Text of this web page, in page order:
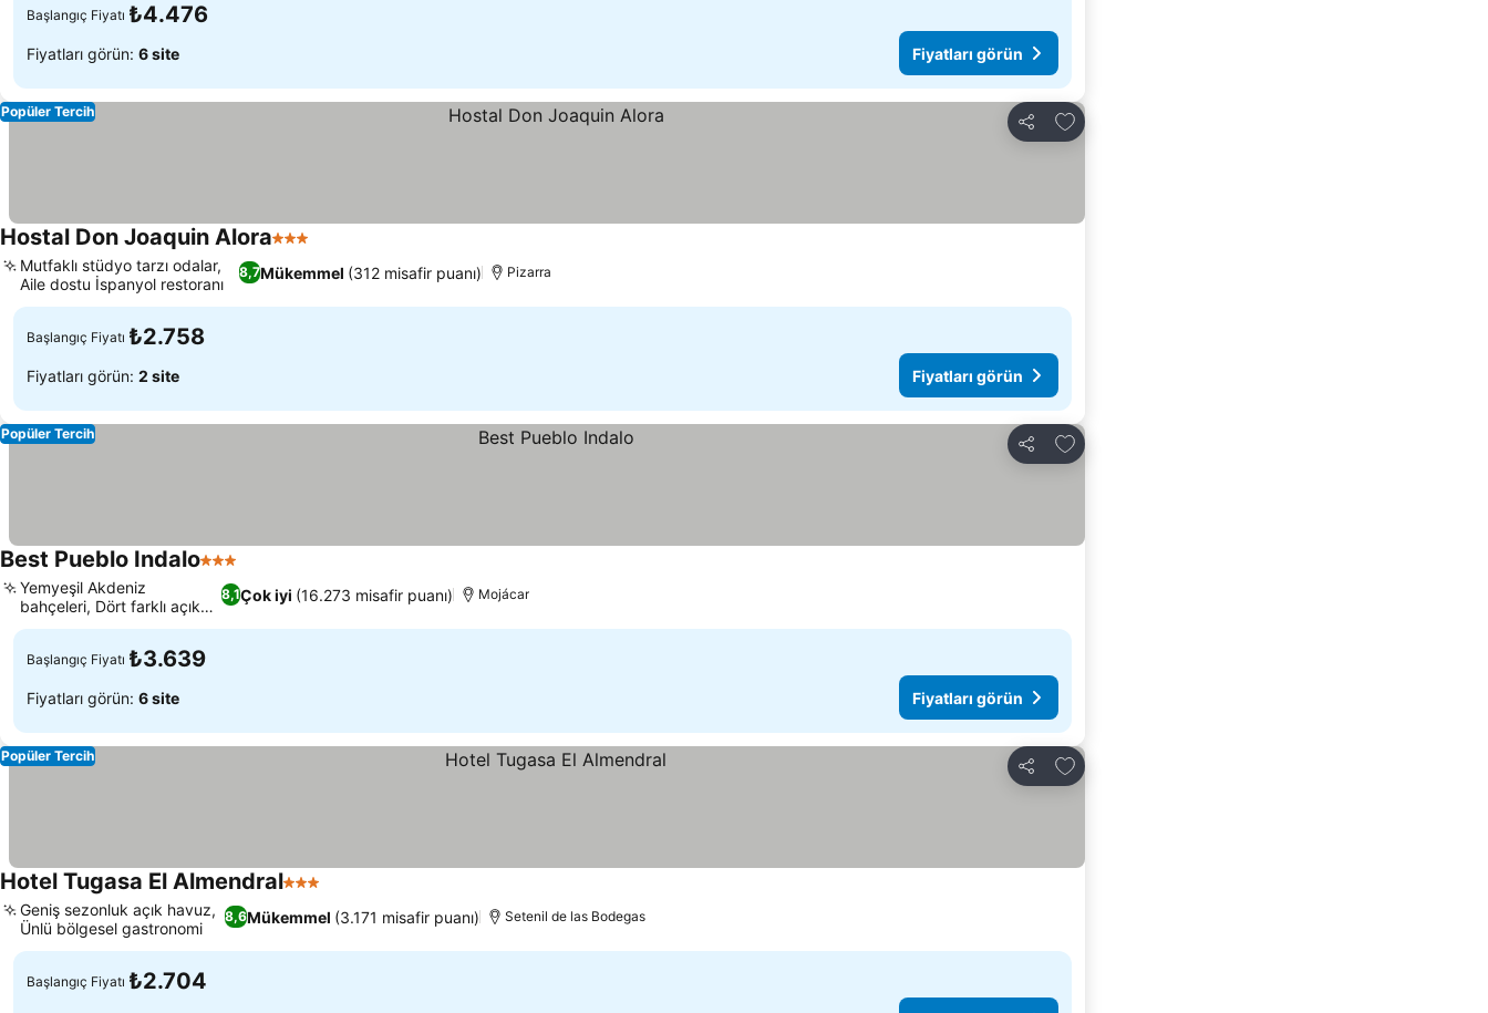
Başlangıç Fiyatı ₺4.476
Fiyatları görün: 6 site Fiyatları görün
Paylaş
Favorilerime ekle
Popüler Tercih
Hostal Don Joaquin Alora3 Yıldız
8,7Mükemmel (312 misafir puanı)
Mutfaklı stüdyo tarzı odalar,
Aile dostu İspanyol restoranı
Pizarra
Başlangıç Fiyatı ₺2.758
Fiyatları görün: 2 site Fiyatları görün
Paylaş
Favorilerime ekle
Popüler Tercih
Best Pueblo Indalo3 Yıldız
8,1Çok iyi (16.273 misafir puanı)
Yemyeşil Akdeniz
bahçeleri, Dört farklı açık
havuz
Mojácar
Başlangıç Fiyatı ₺3.639
Fiyatları görün: 6 site Fiyatları görün
Paylaş
Favorilerime ekle
Popüler Tercih
Hotel Tugasa El Almendral3 Yıldız
8,6Mükemmel (3.171 misafir puanı)
Geniş sezonluk açık havuz,
Ünlü bölgesel gastronomi
Setenil de las Bodegas
Başlangıç Fiyatı ₺2.704